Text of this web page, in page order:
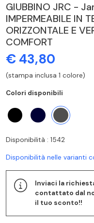
GIUBBINO JRC -
IMPERMEABILE IN
ORIZZONTALE E
COMFORT
€ 43,80
(stampa inclusa 1 colore)
Colori disponibili
Disponibilità : 1542
Disponibilità nelle varianti
Inviaci la
contattato dal
il tuo sconto!!